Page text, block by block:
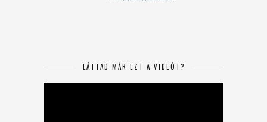
LÁTTAD MÁR EZT A VIDEÓT?